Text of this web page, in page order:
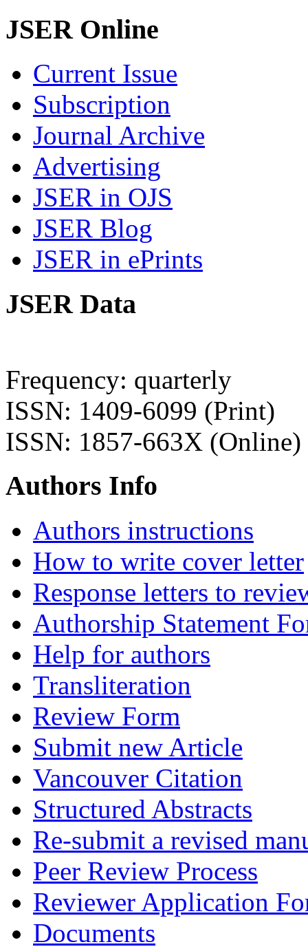
JSER Online
Current Issue
Subscription
Journal Archive
Advertising
JSER in OJS
JSER Blog
JSER in ePrints
JSER Data
Frequency: quarterly
ISSN: 1409-6099 (Print)
ISSN: 1857-663X (Online)
Authors Info
Authors instructions
How to write cover letter
Response letters to
Authorship Statement
Help for authors
Transliteration
Review Form
Submit new Article
Vancouver Citation
Structured Abstracts
Re-submit a revised
Peer Review Process
Reviewer Application
Documents